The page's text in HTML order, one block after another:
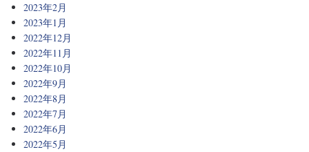
2023年2月
2023年1月
2022年12月
2022年11月
2022年10月
2022年9月
2022年8月
2022年7月
2022年6月
2022年5月